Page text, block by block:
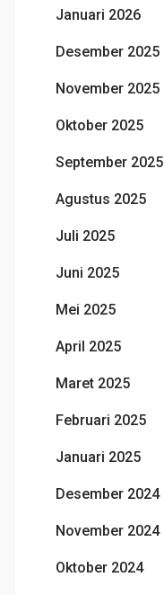
Januari 2026
Desember 2025
November 2025
Oktober 2025
September 2025
Agustus 2025
Juli 2025
Juni 2025
Mei 2025
April 2025
Maret 2025
Februari 2025
Januari 2025
Desember 2024
November 2024
Oktober 2024